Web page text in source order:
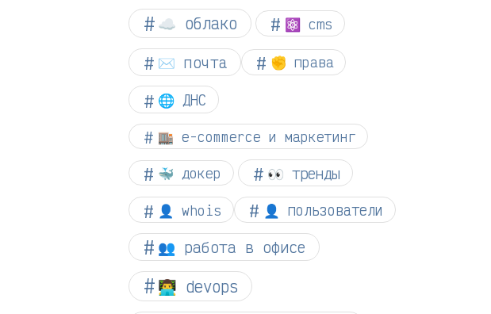
☁︎ облако ⚛ cms
✉️ почта ✊ права
🌐 ДНС
🏬 e-commerce и маркетинг
🐳 докер 👀 тренды
👤 whois 👤 пользователи
👥 работа в офисе
👨‍💻 devops